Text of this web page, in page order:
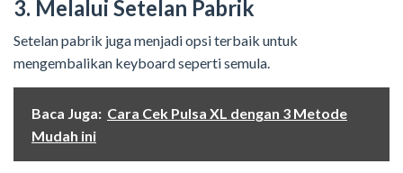
3. Melalui Setelan Pabrik
Setelan pabrik juga menjadi opsi terbaik untuk
mengembalikan keyboard seperti semula.
Baca Juga: Cara Cek Pulsa XL dengan 3 Metode
Mudah ini